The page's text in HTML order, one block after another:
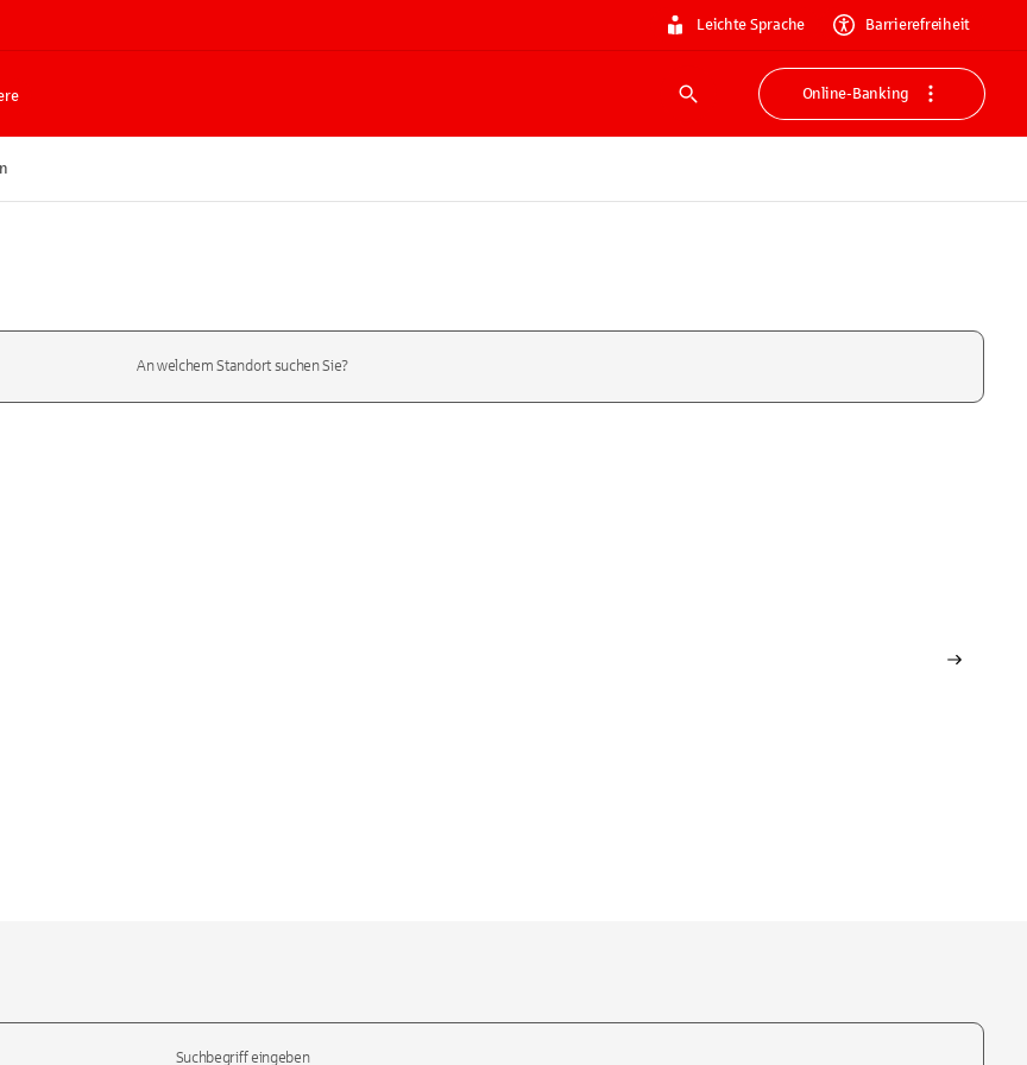
Leichte Sprache Barrierefreiheit
Suche
Online-Banking